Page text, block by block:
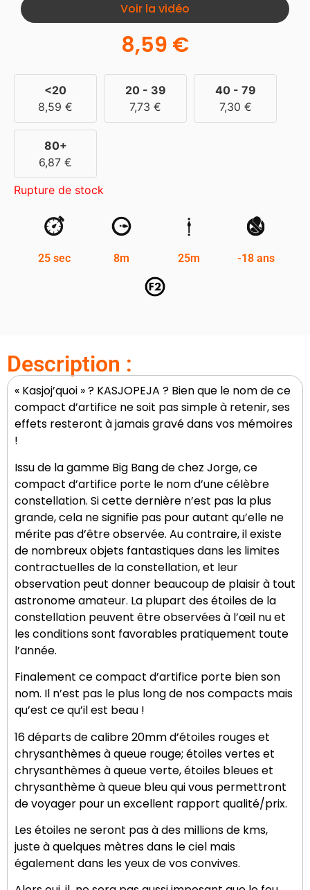
Voir la vidéo
8,59 €
<20
8,59 €
20 - 39
7,73 €
40 - 79
7,30 €
80+
6,87 €
Rupture de stock
25 sec 8m 25m -18 ans
Description :
« Kasjoj’quoi » ? KASJOPEJA ? Bien que le nom de ce
compact d’artifice ne soit pas simple à retenir, ses
effets resteront à jamais gravé dans vos mémoires
!
Issu de la gamme Big Bang de chez Jorge, ce
compact d’artifice porte le nom d’une célèbre
constellation. Si cette dernière n’est pas la plus
grande, cela ne signifie pas pour autant qu’elle ne
mérite pas d’être observée. Au contraire, il existe
de nombreux objets fantastiques dans les limites
contractuelles de la constellation, et leur
observation peut donner beaucoup de plaisir à tout
astronome amateur. La plupart des étoiles de la
constellation peuvent être observées à l’œil nu et
les conditions sont favorables pratiquement toute
l’année.
Finalement ce compact d’artifice porte bien son
nom. Il n’est pas le plus long de nos compacts mais
qu’est ce qu’il est beau !
16 départs de calibre 20mm d’étoiles rouges et
chrysanthèmes à queue rouge; étoiles vertes et
chrysanthèmes à queue verte, étoiles bleues et
chrysanthème à queue bleu qui vous permettront
de voyager pour un excellent rapport qualité/prix.
Les étoiles ne seront pas à des millions de kms,
juste à quelques mètres dans le ciel mais
également dans les yeux de vos convives.